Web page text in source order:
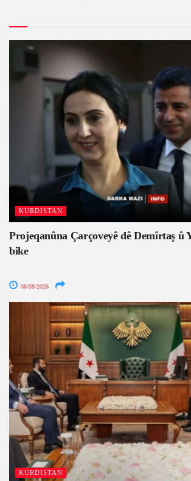
KURDISTAN
Projeqanûna Çarçoveyê dê Demîrtaş û
bike
06/08/2026
KURDISTAN